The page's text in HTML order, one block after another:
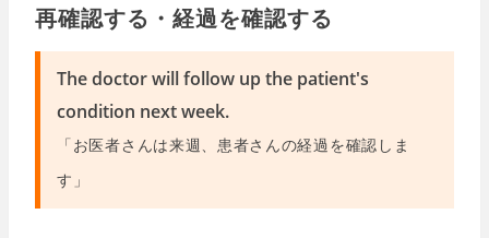
再確認する・経過を確認する
The doctor will follow up the patient's
condition next week.
「お医者さんは来週、患者さんの経過を確認しま
す」